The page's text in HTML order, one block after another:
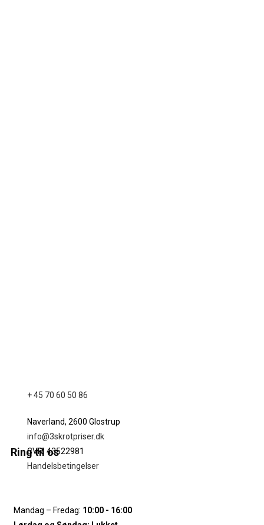
+ 45 70 60 50 86
Naverland, 2600 Glostrup
info@3skrotpriser.dk
CVR: 43522981
Handelsbetingelser
Mandag – Fredag: 10:00 - 16:00
Ring til os